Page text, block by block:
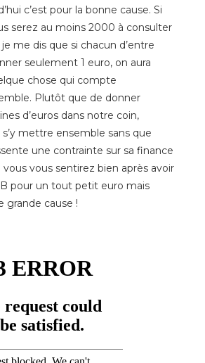
c’est pour la bonne cause. Si
serez au moins 2000 à consulter
me dis que si chacun d’entre
seulement 1 euro, on aura
chose qui compte
Plutôt que de donner
d’euros dans notre coin,
mettre ensemble sans que
une contrainte sur sa finance
vous sentirez bien après avoir
pour un tout petit euro mais
grande cause !